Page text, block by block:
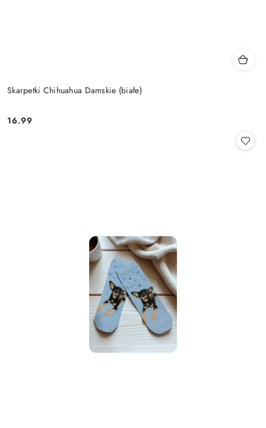
Skarpetki Chihuahua Damskie (białe)
Cena:
16.99